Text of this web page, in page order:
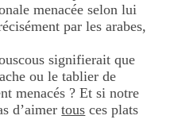
menacée selon lui
par les arabes,
signifierait que
ou le tablier de
menacés ? Et si notre
d’aimertous ces plats